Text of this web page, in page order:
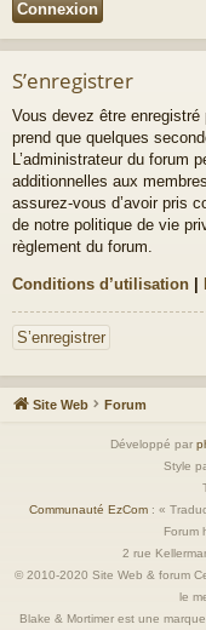
S’enregistrer
Vous devez être enregistré
prend que quelques
L’administrateur du forum
additionnelles aux
assurez-vous d’avoir pris
de notre politique de vie
règlement du forum.
Conditions d’utilisation |
S’enregistrer
Site Web Forum
Développé par
Style
Communauté EzCom : «
Forum
2 rue
© 2010-2020 Site Web & forum
le
Blake & Mortimer est une